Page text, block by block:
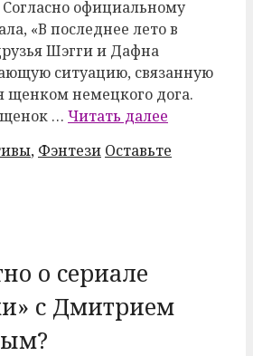
официальному
«В последнее лето в
Шэгги и Дафна
ситуацию, связанную
щенком немецкого дога.
… Читать далее
, Фэнтези Оставьте
о сериале
с Дмитрием